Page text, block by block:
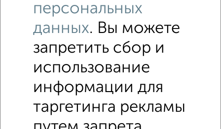
Земельные участки ИЖС
Поиск по схожим параметрам:
Советский район микрорайон Наука
на улице Нарочанская без посредников
С электричеством С газом
участок с площадью 8 соток В черте города
персональных
данных. Вы можете
запретить сбор и
использование
информации для
таргетинга рекламы